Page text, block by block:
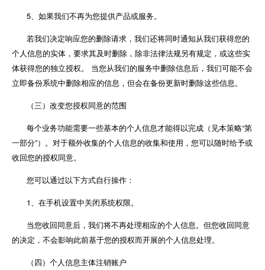
5、如果我们不再为您提供产品或服务。
若我们决定响应您的删除请求，我们还将同时通知从我们获得您的
个人信息的实体，要求其及时删除，除非法律法规另有规定，或这些实
体获得您的独立授权。 当您从我们的服务中删除信息后，我们可能不会
立即备份系统中删除相应的信息，但会在备份更新时删除这些信息。
（三）改变您授权同意的范围
每个业务功能需要一些基本的个人信息才能得以完成（见本策略“第
一部分”）。对于额外收集的个人信息的收集和使用，您可以随时给予或
收回您的授权同意。
您可以通过以下方式自行操作：
1、在手机设置中关闭系统权限。
当您收回同意后，我们将不再处理相应的个人信息。但您收回同意
的决定，不会影响此前基于您的授权而开展的个人信息处理。
（四）个人信息主体注销账户